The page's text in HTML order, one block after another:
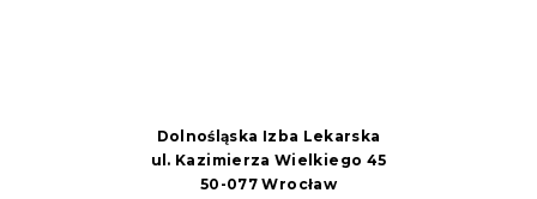
Dolnośląska Izba Lekarska
ul. Kazimierza Wielkiego 45
50-077 Wrocław